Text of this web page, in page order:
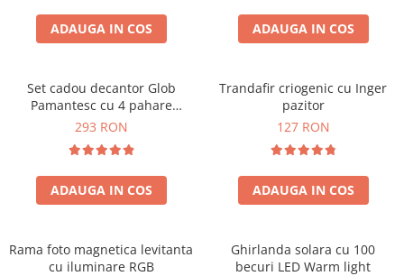
Cadouri Fete
Pentru Copilul din tine
Cadouri de Casa Noua
Cadouri Majorat
Cadouri pentru Nasi
Cadouri pentru Bunici
Cadouri pentru Prieteni
Cel ce are tot
Cani si Termosuri
Jocuri si Puzzle
Seturi de caligrafie
Cadouri Sfantul Alexandru
Cadouri Constantin si Elena
Cadouri Sfanta Maria
Cadouri Sfintii Mihail si Gavriil
ADAUGA IN COS ADAUGA IN COS
Set cadou decantor Glob
Pamantesc cu 4 pahare
Deluxe
293 RON
ADAUGA IN COS
Trandafir criogenic cu Inger
pazitor
127 RON
ADAUGA IN COS
Rama foto magnetica levitanta
cu iluminare RGB
Ghirlanda solara cu 100
becuri LED Warm light